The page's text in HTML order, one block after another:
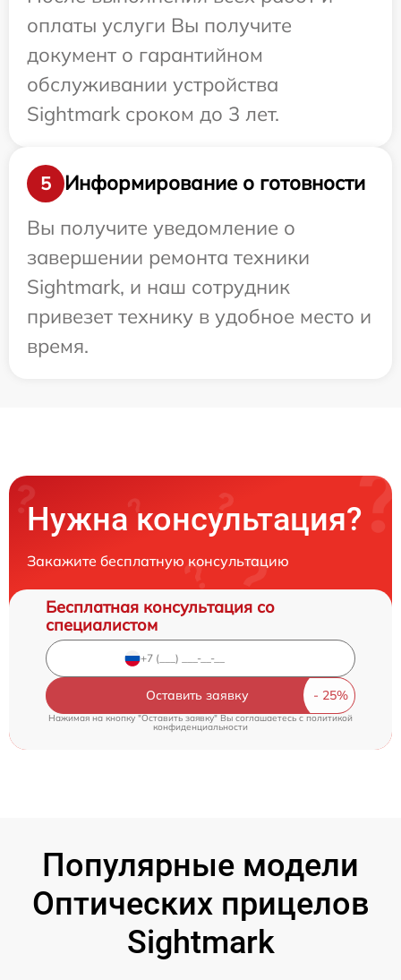
оплаты услуги Вы получите
документ о гарантийном
обслуживании устройства
Sightmark сроком до 3 лет.
5
Информирование о готовности
Вы получите уведомление о
завершении ремонта техники
Sightmark, и наш сотрудник
привезет технику в удобное место и
время.
Нужна консультация?
Закажите бесплатную консультацию
Бесплатная консультация со
специалистом
Оставить заявку
Нажимая на кнопку "Оставить заявку" Вы соглашаетесь cполитикой
конфиденциальности
Популярные модели
Оптических прицелов
Sightmark